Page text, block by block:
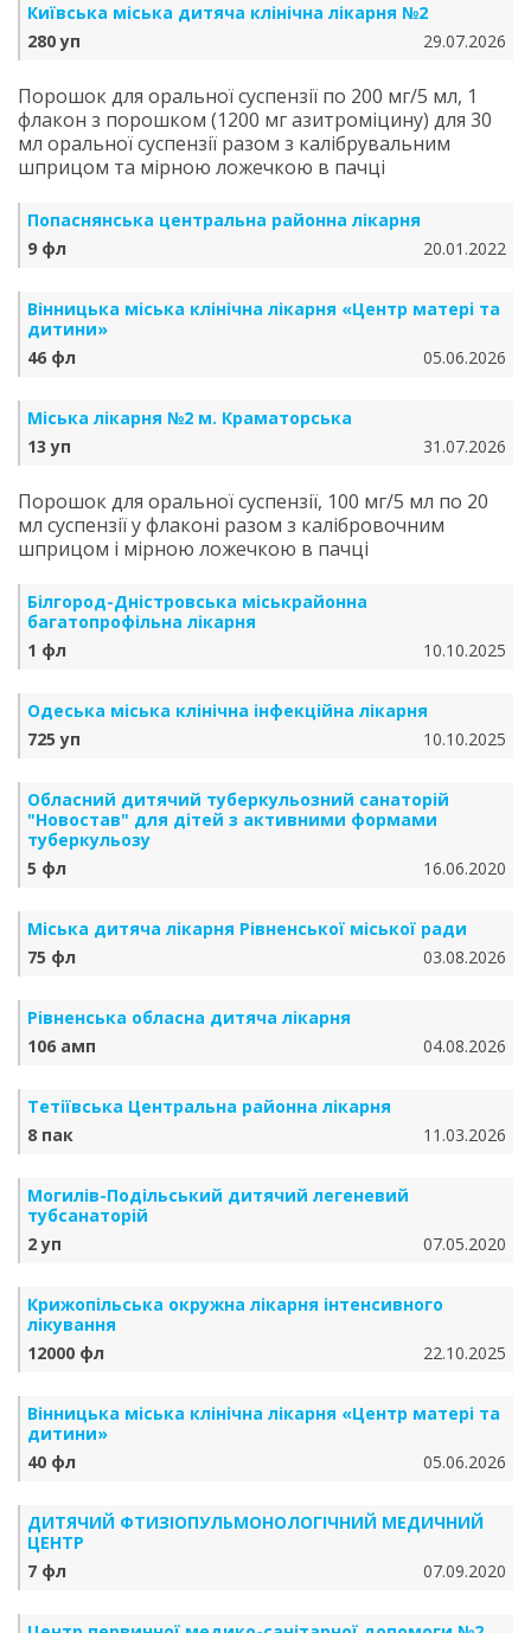
Київська міська дитяча клінічна лікарня №2
280 уп
29.07.2026
Порошок для оральної суспензії по 200 мг/5 мл, 1
флакон з порошком (1200 мг азитроміцину) для 30
мл оральної суспензії разом з калібрувальним
шприцом та мірною ложечкою в пачці
Попаснянська центральна районна лікарня
9 фл
20.01.2022
Вінницька міська клінічна лікарня «Центр матері та
дитини»
46 фл
05.06.2026
Міська лікарня №2 м. Краматорська
13 уп
31.07.2026
Порошок для оральної суспензії, 100 мг/5 мл по 20
мл суспензії у флаконі разом з калібровочним
шприцом і мірною ложечкою в пачці
Білгород-Дністровська міськрайонна
багатопрофільна лікарня
1 фл
10.10.2025
Одеська міська клінічна інфекційна лікарня
725 уп
10.10.2025
Обласний дитячий туберкульозний санаторій
"Новостав" для дітей з активними формами
туберкульозу
5 фл
16.06.2020
Міська дитяча лікарня Рівненської міської ради
75 фл
03.08.2026
Рівненська обласна дитяча лікарня
106 амп
04.08.2026
Тетіївська Центральна районна лікарня
8 пак
11.03.2026
Могилів-Подільський дитячий легеневий
тубсанаторій
2 уп
07.05.2020
Крижопільська окружна лікарня інтенсивного
лікування
12000 фл
22.10.2025
Вінницька міська клінічна лікарня «Центр матері та
дитини»
40 фл
05.06.2026
ДИТЯЧИЙ ФТИЗІОПУЛЬМОНОЛОГІЧНИЙ МЕДИЧНИЙ
ЦЕНТР
7 фл
07.09.2020